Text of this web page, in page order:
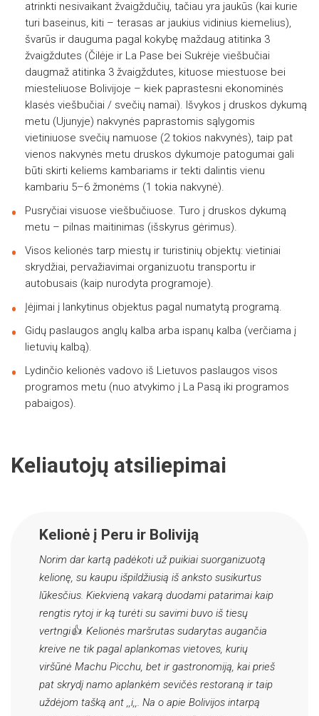
atrinkti nesivaikant žvaigždučių, tačiau yra jaukūs (kai kurie
turi baseinus, kiti – terasas ar jaukius vidinius kiemelius),
švarūs ir dauguma pagal kokybę maždaug atitinka 3
žvaigždutes (Čilėje ir La Pase bei Sukrėje viešbučiai
daugmaž atitinka 3 žvaigždutes, kituose miestuose bei
miesteliuose Bolivijoje – kiek paprastesni ekonominės
klasės viešbučiai / svečių namai). Išvykos į druskos dykumą
metu (Ujunyje) nakvynės paprastomis sąlygomis
vietiniuose svečių namuose (2 tokios nakvynės), taip pat
vienos nakvynės metu druskos dykumoje patogumai gali
būti skirti keliems kambariams ir tekti dalintis vienu
kambariu 5–6 žmonėms (1 tokia nakvynė).
Pusryčiai visuose viešbučiuose. Turo į druskos dykumą
metu – pilnas maitinimas (išskyrus gėrimus).
Visos kelionės tarp miestų ir turistinių objektų: vietiniai
skrydžiai, pervažiavimai organizuotu transportu ir
autobusais (kaip nurodyta programoje).
Įėjimai į lankytinus objektus pagal numatytą programą.
Gidų paslaugos anglų kalba arba ispanų kalba (verčiama į
lietuvių kalbą).
Lydinčio kelionės vadovo iš Lietuvos paslaugos visos
programos metu (nuo atvykimo į La Pasą iki programos
pabaigos).
Keliautojų atsiliepimai
Kelionė į Peru ir Boliviją
Norim dar kartą padėkoti už puikiai suorganizuotą
kelionę, su kaupu išpildžiusią iš anksto susikurtus
lūkesčius. Kiekvieną vakarą duodami patarimai kaip
rengtis rytoj ir ką turėti su savimi buvo iš tiesų
vertngi👍. Kelionės maršrutas sudarytas augančia
kreive ne tik pagal aplankomas vietoves, kurių
viršūnė Machu Picchu, bet ir gastronomiją, kai prieš
pat skrydį namo aplankėm sevičės restoraną ir taip
uždėjom tašką ant ,,i,,. Na o apie Bolivijos intarpą